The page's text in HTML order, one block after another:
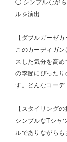
◯ シンプルながら
ルを演出
【ダブルガーゼ
このカーディガ
スした気分を高
の季節にぴったり
す。どんなコーデ
【スタイリングの
シンプルなTシャ
ルでありながら